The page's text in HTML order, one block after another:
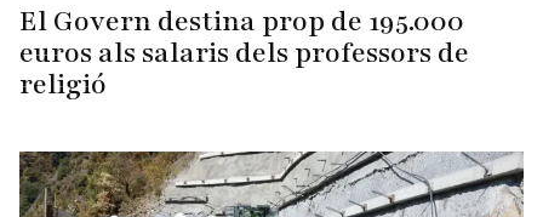
El Govern destina prop de 195.000
euros als salaris dels professors de
religió